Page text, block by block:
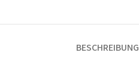
BESCHREIBUNG